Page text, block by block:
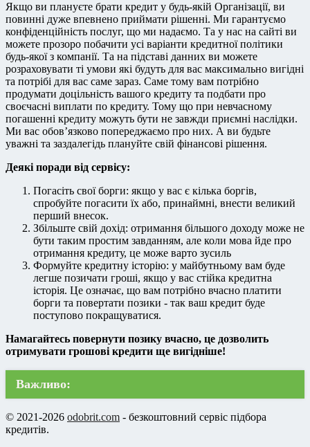
Якщо ви плануєте брати кредит у будь-якій Організації, ви
повинні дуже впевнено приймати рішенні. Ми гарантуємо
конфіденційність послуг, що ми надаємо. Та у нас на сайті ви
можете прозоро побачити усі варіанти кредитної політики
будь-якої з компанії. Та на підставі данних ви можете
розраховувати ті умови які будуть для вас максимально вигідні
та потрібі для вас саме зараз. Саме тому вам потрібно
продумати доцільність вашого кредиту та подбати про
своєчасні виплати по кредиту. Тому що при невчасному
погашенні кредиту можуть бути не завжди приємні наслідки.
Ми вас обов’язково попереджаємо про них. А ви будьте
уважні та заздалегідь плануйте свій фінансові рішення.
Деякі поради від сервісу:
Погасіть свої борги: якщо у вас є кілька боргів,
спробуйте погасити їх або, принаймні, внести великий
перший внесок.
Збільште свій дохід: отримання більшого доходу може не
бути таким простим завданням, але коли мова йде про
отримання кредиту, це може варто зусиль
Формуйте кредитну історію: у майбутньому вам буде
легше позичати гроші, якщо у вас стійка кредитна
історія. Це означає, що вам потрібно вчасно платити
борги та повертати позики - так ваш кредит буде
поступово покращуватися.
Намагайтесь повернути позику вчасно, це дозволить
отримувати грошові кредити ще вигідніше!
Важливо:
© 2021-2026 odobrit.com - безкоштовний сервіс підбора
кредитів.